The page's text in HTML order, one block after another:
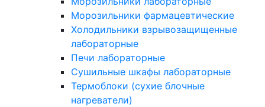
Морозильники фармацевтические
Холодильники взрывозащищенные
лабораторные
Печи лабораторные
Сушильные шкафы лабораторные
Термоблоки (сухие блочные
нагреватели)